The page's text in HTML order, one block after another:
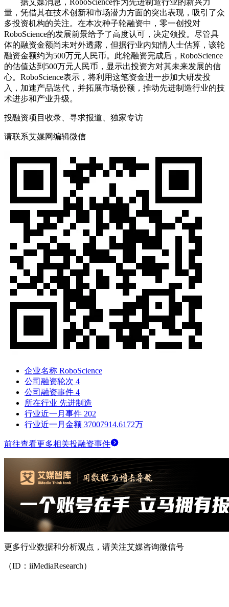
据艾媒消息，RoboScience作为先进制造行业的新兴力
量，凭借其在技术创新和市场潜力方面的突出表现，吸引了众
多投资机构的关注。在本次种子轮融资中，零一创投对
RoboScience的发展前景给予了高度认可，决定领投。尽管具
体的融资金额尚未对外透露，但据行业内知情人士估算，该轮
融资金额约为500万元人民币。此轮融资完成后，RoboScience
的估值达到500万元人民币，显示出投资方对其未来发展的信
心。RoboScience表示，将利用这笔资金进一步加大研发投
入，加速产品迭代，并拓展市场份额，推动先进制造行业的技
术进步和产业升级。
投融资项目收录、寻求报道、独家专访
请联系艾媒网编辑微信
企业名称 RoboScience
公司融资轮次 4
公司融资事件 4
所在行业 先进制造
行业近一月事件 202
行业近一月金额 37007914.6172万
前往查看更多相关投融资事件
更多行业数据和分析观点，请关注艾媒咨询微信号
（ID：iiMediaResearch）